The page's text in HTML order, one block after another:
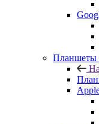
Планшеты